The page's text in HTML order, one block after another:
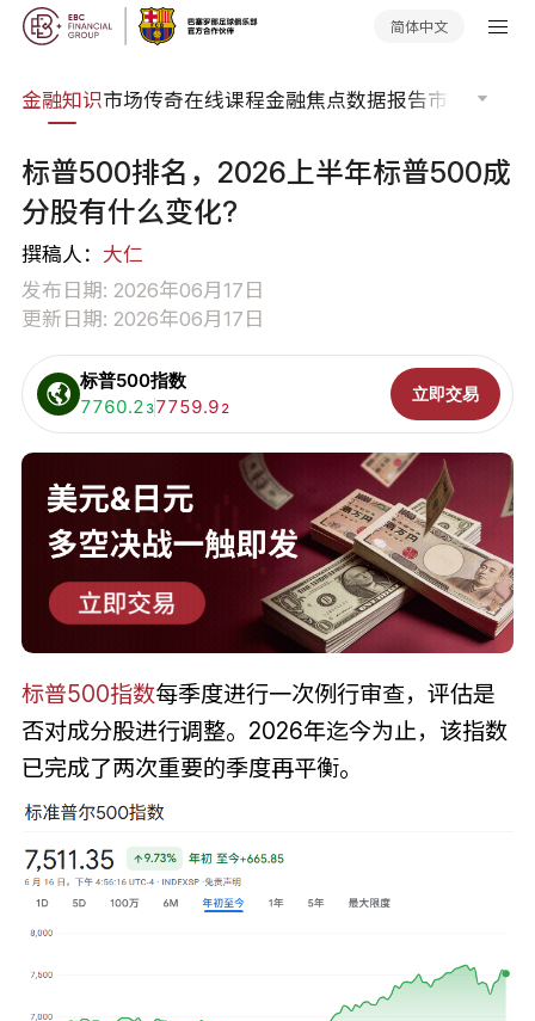
简体中文
金融知识市场传奇在线课程金融焦点数据报告市场分析
标普500排名，2026上半年标普500成
分股有什么变化?
撰稿人： 大仁
发布日期: 2026年06月17日
更新日期: 2026年06月17日
标普500指数
买入:
7760.2 3卖出:
7759.9 2
立即交易
标普500指数每季度进行一次例行审查，评估是
否对成分股进行调整。2026年迄今为止，该指数
已完成了两次重要的季度再平衡。